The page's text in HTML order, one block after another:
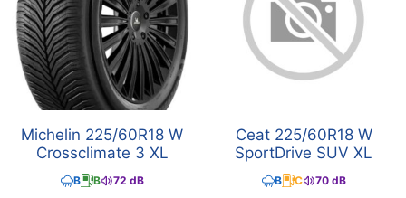
Michelin 225/60R18 W
Crossclimate 3 XL
B B 72 dB
Ceat 225/60R18 W
SportDrive SUV XL
B C 70 dB